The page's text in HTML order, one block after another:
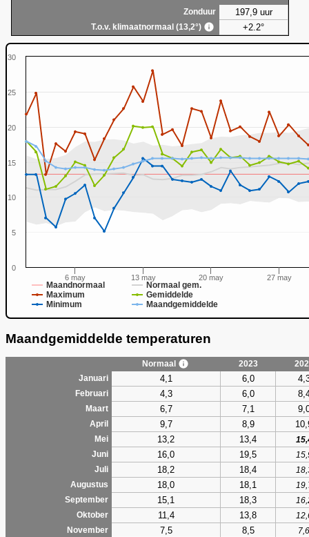
Zonduur
197,9 uur
T.o.v. klimaatnormaal (13,2°) +2.2°
Maandnormaal
Normaal gem.
Maximum
Gemiddelde
Minimum
Maandgemiddelde
6 may 13 may 20 may 27 may
0
5
10
15
20
25
30
Maandgemiddelde temperaturen
Normaal 2023
Januari
4,1 6,0
Februari 4,3 6,0
Maart 6,7 7,1
April 9,7 8,9
Mei 13,2 13,4
Juni
16,0 19,5
Juli
18,2 18,4
Augustus
18,0 18,1
September
15,1 18,3
Oktober
11,4 13,8
November
7,5 8,5
7,6